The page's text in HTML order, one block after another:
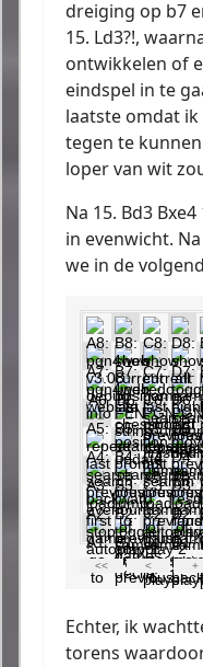
dreiging op b7
15. Ld3?!,
ontwikkelen of
eindspel in te
laatste omdat
tegen te
loper van wit
Na 15. Bd3
in evenwicht.
we in de
Echter, ik
torens